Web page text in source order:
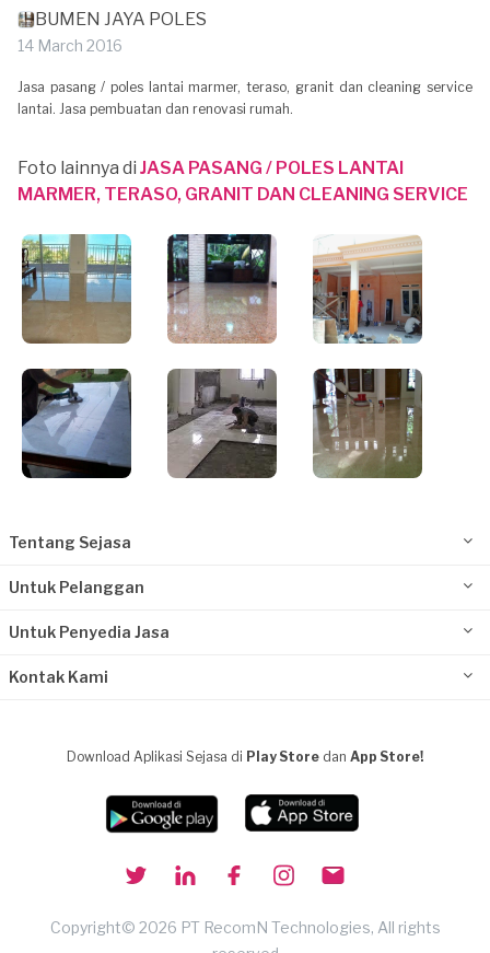
BUMEN JAYA POLES
14 March 2016
Jasa pasang / poles lantai marmer, teraso, granit dan cleaning service
lantai. Jasa pembuatan dan renovasi rumah.
Foto lainnya di JASA PASANG / POLES LANTAI
MARMER, TERASO, GRANIT DAN CLEANING SERVICE
Tentang Sejasa
Untuk Pelanggan
Untuk Penyedia Jasa
Kontak Kami
Download Aplikasi Sejasa di Play Store dan App Store!
Copyright© 2026 PT RecomN Technologies, All rights